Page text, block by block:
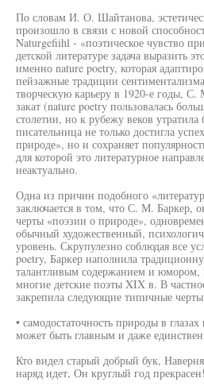
По словам И. О. Шайтанова,
произошло в связи с новой
Naturgefiihl - «поэтическое чувство
детской литературе задача выразить
именно nature poetry, которая
пейзажные традиции
творческую карьеру в 1920-е годы, С.
закат (nature poetry пользовалась
столетии, но к рубежу веков
писательница не только достигла
природе», но и сохраняет
для которой это литературное
неактуально.
Одна из причин подобного
заключается в том, что С. М. Баркер,
черты «поэзии о природе»,
обычный художественный,
уровень. Скрупулезно соблюдая все
poetry, Баркер наполнила
талантливым содержанием и
многие детские поэты XIX в. В
закрепила следующие типичные
• самодостаточность природы в
может быть главным и даже
Кто видел старый добрый бук,
наряд идет, Он круглый год прекрасен!